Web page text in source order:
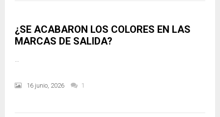
¿SE ACABARON LOS COLORES EN LAS
MARCAS DE SALIDA?
16 junio, 2026 1